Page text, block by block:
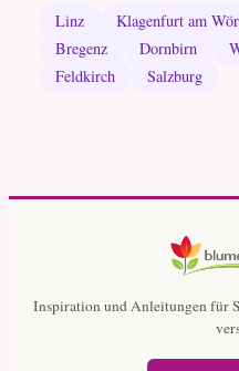
Linz Klagenfurt am
Bregenz
Dornbirn
Feldkirch
Salzburg
Inspiration und Anleitungen für